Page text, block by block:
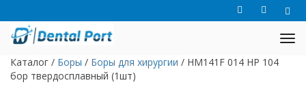
Каталог / Боры / Боры для хирургии / HM141F 014 HP 104
бор твердосплавный (1шт)